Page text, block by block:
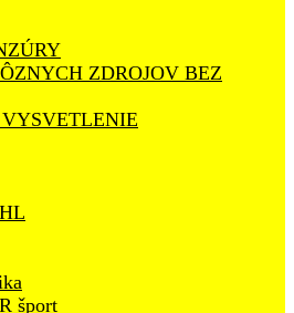
ZDROJOV BEZ
šport